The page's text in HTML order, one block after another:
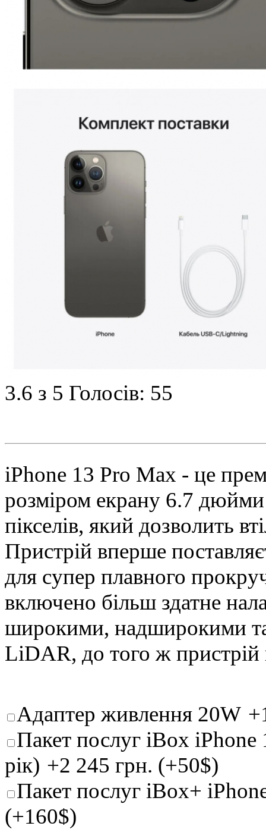
3.6 з 5 Голосів: 55
iPhone 13 Pro Max - це
розміром екрану 6.7
пікселів, який дозволить
Пристрій вперше
для супер плавного
включено більш здатне
широкими, надширокими
LiDAR, до того ж пристрій
Адаптер живлення 20W
Пакет послуг iBox
рік) +2 245 грн. (+50$)
Пакет послуг iBox+
(+160$)